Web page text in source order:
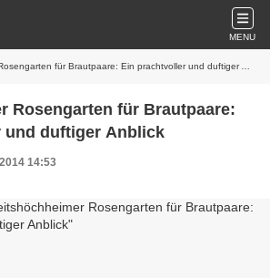
MENU
für Brautpaare: Ein prachtvoller und duftiger Anblick
Rosengarten für Brautpaare:
und duftiger Anblick
14:53